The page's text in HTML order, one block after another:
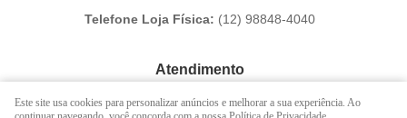
Telefone Loja Física: (12) 98848-4040
Atendimento
(12) 3621-6262
Este site usa cookies para personalizar anúncios e melhorar a sua experiência. Ao